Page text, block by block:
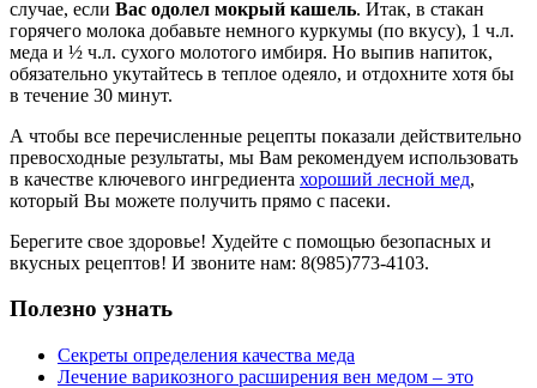
случае, если Вас одолел мокрый кашель. Итак, в стакан
горячего молока добавьте немного куркумы (по вкусу), 1 ч.л.
меда и ½ ч.л. сухого молотого имбиря. Но выпив напиток,
обязательно укутайтесь в теплое одеяло, и отдохните хотя бы
в течение 30 минут.
А чтобы все перечисленные рецепты показали действительно
превосходные результаты, мы Вам рекомендуем использовать
в качестве ключевого ингредиента хороший лесной мед,
который Вы можете получить прямо с пасеки.
Берегите свое здоровье! Худейте с помощью безопасных и
вкусных рецептов! И звоните нам: 8(985)773-4103.
Полезно узнать
Секреты определения качества меда
Лечение варикозного расширения вен медом – это